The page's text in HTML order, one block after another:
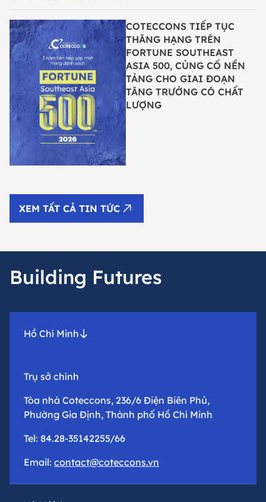
XEM TẤT CẢ TIN TỨC
COTECCONS TIẾP TỤC
THĂNG HẠNG TRÊN
FORTUNE SOUTHEAST
ASIA 500, CỦNG CỐ NỀN
TẢNG CHO GIAI ĐOẠN
TĂNG TRƯỞNG CÓ CHẤT
LƯỢNG
Building Futures
Hồ Chí Minh
Trụ sở chính
Tòa nhà Coteccons, 236/6 Điện Biên Phủ,
Phường Gia Định, Thành phố Hồ Chí Minh
Tel: 84.28-35142255/66
Email: contact@coteccons.vn